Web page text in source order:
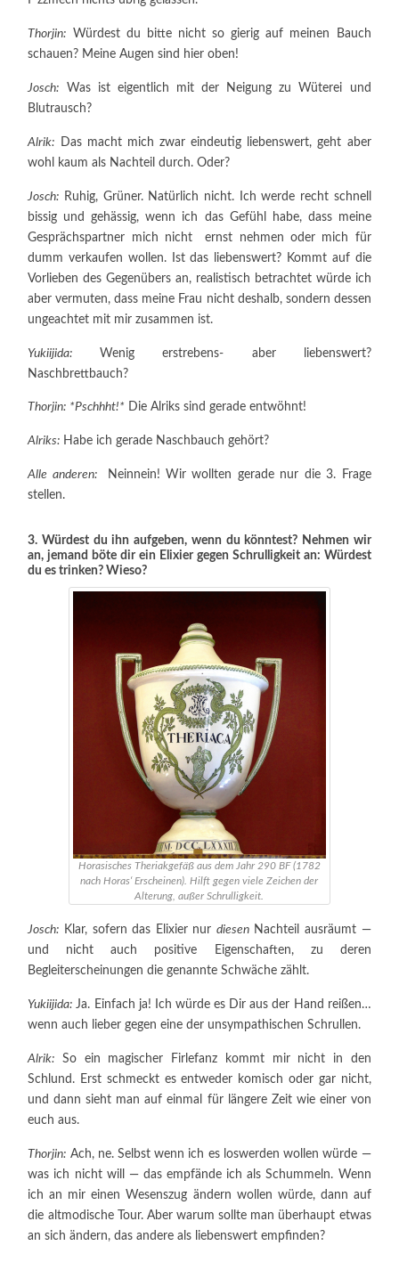
Thorjin: Würdest du bitte nicht so gierig auf meinen Bauch
schauen? Meine Augen sind hier oben!
Josch: Was ist eigentlich mit der Neigung zu Wüterei und
Blutrausch?
Alrik: Das macht mich zwar eindeutig liebenswert, geht aber
wohl kaum als Nachteil durch. Oder?
Josch: Ruhig, Grüner. Natürlich nicht. Ich werde recht schnell
bissig und gehässig, wenn ich das Gefühl habe, dass meine
Gesprächspartner mich nicht ernst nehmen oder mich für
dumm verkaufen wollen. Ist das liebenswert? Kommt auf die
Vorlieben des Gegenübers an, realistisch betrachtet würde ich
aber vermuten, dass meine Frau nicht deshalb, sondern dessen
ungeachtet mit mir zusammen ist.
Yukiijida: Wenig erstrebens- aber liebenswert?
Naschbrettbauch?
Thorjin: *Pschhht!* Die Alriks sind gerade entwöhnt!
Alriks: Habe ich gerade Naschbauch gehört?
Alle anderen:
Neinnein! Wir wollten gerade nur die 3. Frage
stellen.
3. Würdest du ihn aufgeben, wenn du könntest? Nehmen wir
an, jemand böte dir ein Elixier gegen Schrulligkeit an: Würdest
du es trinken? Wieso?
Horasisches Theriakgefäß aus dem Jahr 290 BF (1782
nach Horas‘ Erscheinen). Hilft gegen viele Zeichen der
Alterung, außer Schrulligkeit.
Josch: Klar, sofern das Elixier nur diesenNachteil ausräumt —
und nicht auch positive Eigenschaften, zu deren
Begleiterscheinungen die genannte Schwäche zählt.
Yukiijida: Ja. Einfach ja! Ich würde es Dir aus der Hand reißen…
wenn auch lieber gegen eine der unsympathischen Schrullen.
Alrik: So ein magischer Firlefanz kommt mir nicht in den
Schlund. Erst schmeckt es entweder komisch oder gar nicht,
und dann sieht man auf einmal für längere Zeit wie einer von
euch aus.
Thorjin: Ach, ne. Selbst wenn ich es loswerden wollen würde —
was ich nicht will — das empfände ich als Schummeln. Wenn
ich an mir einen Wesenszug ändern wollen würde, dann auf
die altmodische Tour. Aber warum sollte man überhaupt etwas
an sich ändern, das andere als liebenswert empfinden?